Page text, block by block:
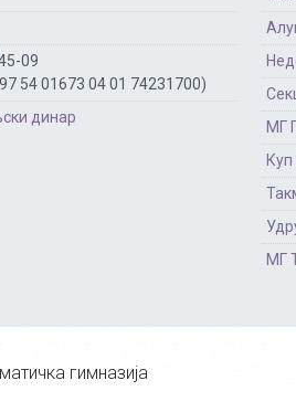
09
54 01673 04 01 74231700)
динар
МГ
МГ
гимназија